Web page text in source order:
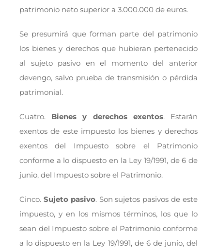
patrimonio neto superior a 3.000.000 de euros.
Se presumirá que forman parte del patrimonio
los bienes y derechos que hubieran pertenecido
al sujeto pasivo en el momento del anterior
devengo, salvo prueba de transmisión o pérdida
patrimonial.
Cuatro. Bienes y derechos exentos. Estarán
exentos de este impuesto los bienes y derechos
exentos del Impuesto sobre el Patrimonio
conforme a lo dispuesto en la Ley 19/1991, de 6 de
junio, del Impuesto sobre el Patrimonio.
Cinco. Sujeto pasivo. Son sujetos pasivos de este
impuesto, y en los mismos términos, los que lo
sean del Impuesto sobre el Patrimonio conforme
a lo dispuesto en la Ley 19/1991, de 6 de junio, del